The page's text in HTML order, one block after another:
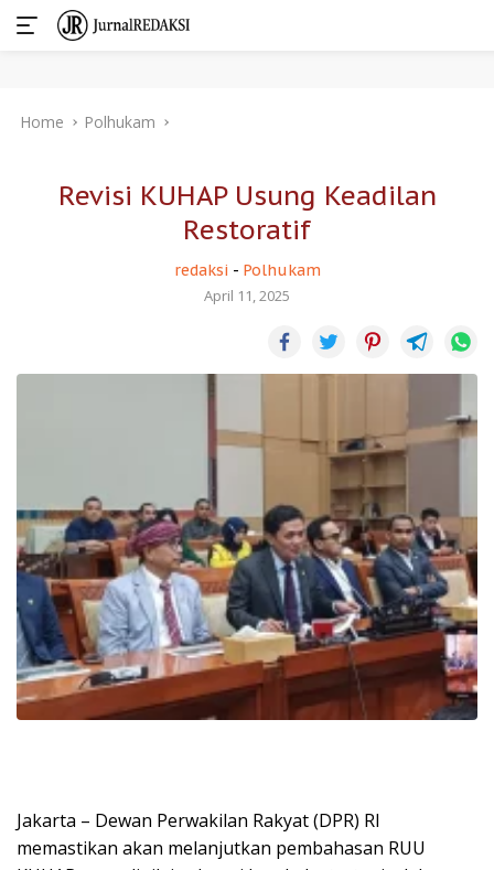
Home Polhukam
Revisi KUHAP Usung Keadilan
Restoratif
redaksi - Polhukam
April 11, 2025
Jakarta – Dewan Perwakilan Rakyat (DPR) RI
memastikan akan melanjutkan pembahasan RUU